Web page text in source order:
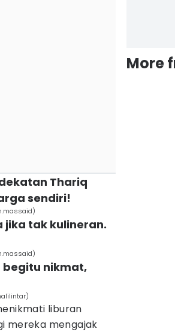
Thariq
sendiri!
jika tak kulineran.
begitu nikmat,
liburan
mereka mengajak
More